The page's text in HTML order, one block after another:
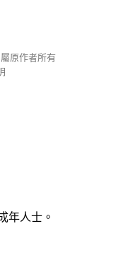
原作者所有
年人士。